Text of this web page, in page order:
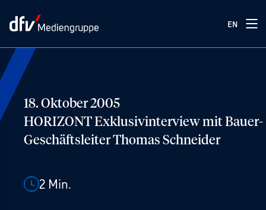
EN
18. Oktober 2005
HORIZONT Exklusivinterview mit Bauer-
Geschäftsleiter Thomas Schneider
2 Min.